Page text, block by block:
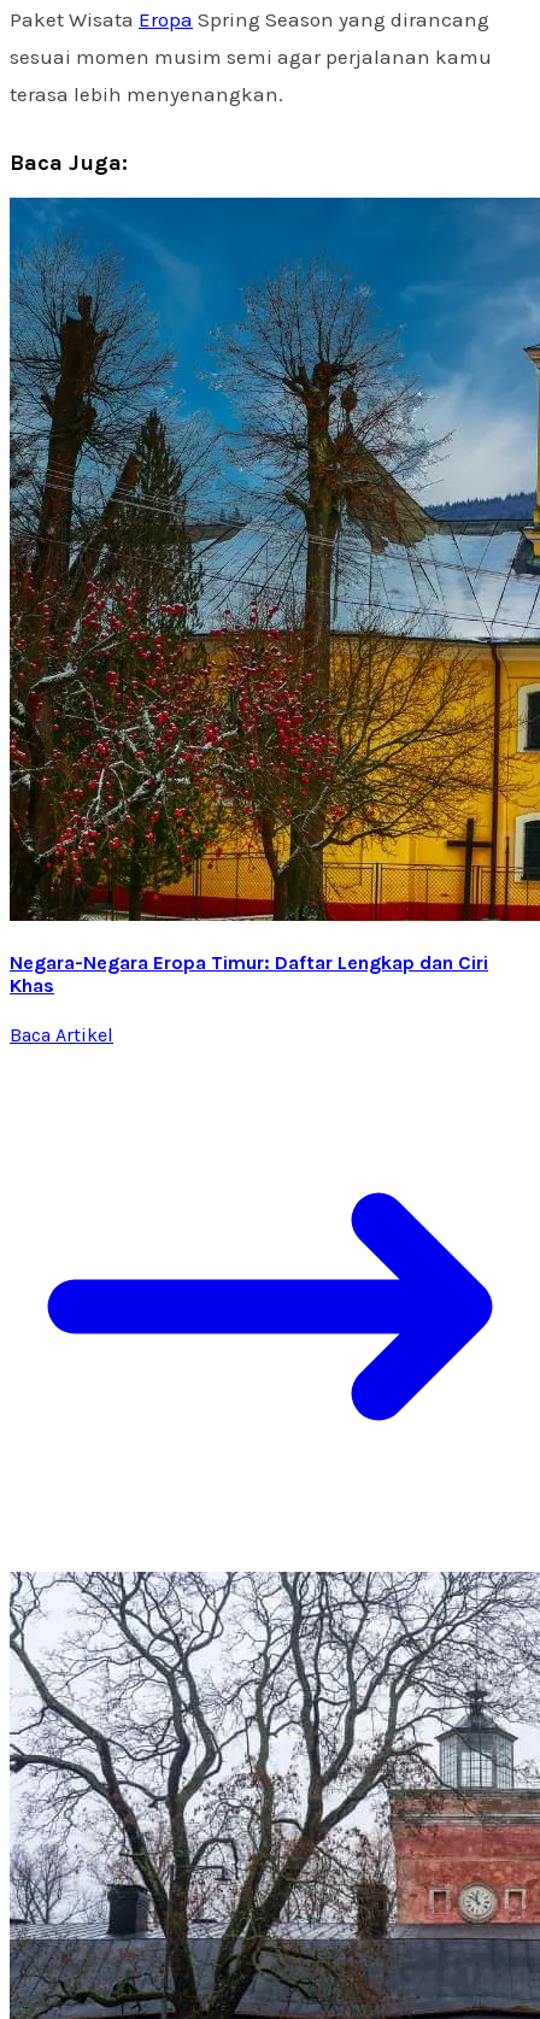
Paket Wisata Eropa Spring Season yang dirancang
sesuai momen musim semi agar perjalanan kamu
terasa lebih menyenangkan.
Baca Juga:
Negara-Negara Eropa Timur: Daftar Lengkap dan Ciri
Khas
Baca Artikel